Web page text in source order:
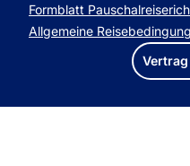
Formblatt
Allgemeine